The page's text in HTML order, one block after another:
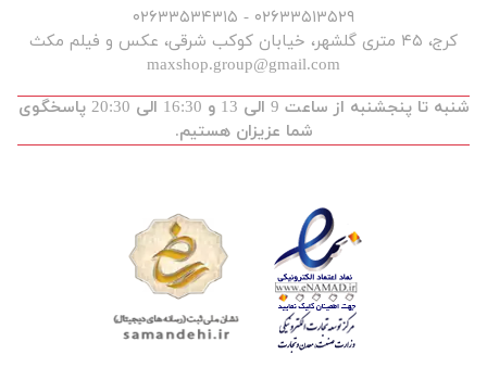
۰۲۶۳۳۵۱۳۵۲۹ - ۰۲۶۳۳۵۳۴۳۱۵
کرج، ۴۵ متری گلشهر، خیابان کوکب شرقی، عکس و فیلم مکث
maxshop.group@gmail.com
شنبه تا پنجشنبه از ساعت 9 الی 13 و 16:30 الی 20:30 پاسخگوی
شما عزیزان هستیم.